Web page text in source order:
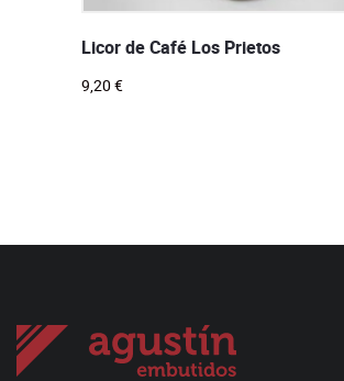
Licor de Café Los Prietos
9,20 €